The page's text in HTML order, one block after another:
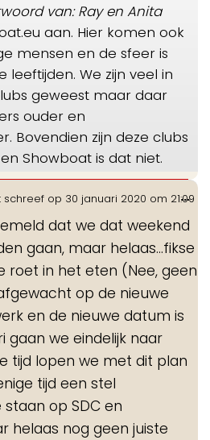
van: Ray en Anita
aan. Hier komen ook
mensen en de sfeer is
leeftijden. We zijn veel in
geweest maar daar
ouder en
Bovendien zijn deze clubs
Showboat is dat niet.
schreef op 30 januari 2020 om 21:09
dat we dat weekend
gaan, maar helaas...fikse
roet in het eten (Nee, geen
op de nieuwe
en de nieuwe datum is
gaan we eindelijk naar
tijd lopen we met dit plan
tijd een stel
op SDC en
helaas nog geen juiste
...